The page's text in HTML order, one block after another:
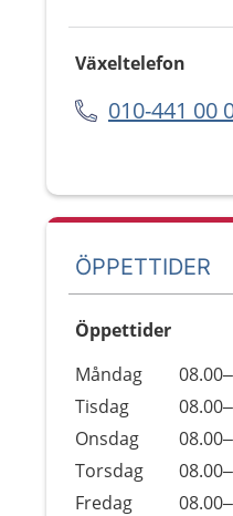
Växeltelefon
010-441 00
ÖPPETTIDER
Öppettider
Dag
Öppettider
Kommentarer
Måndag
Tisdag
Onsdag
Torsdag
Fredag